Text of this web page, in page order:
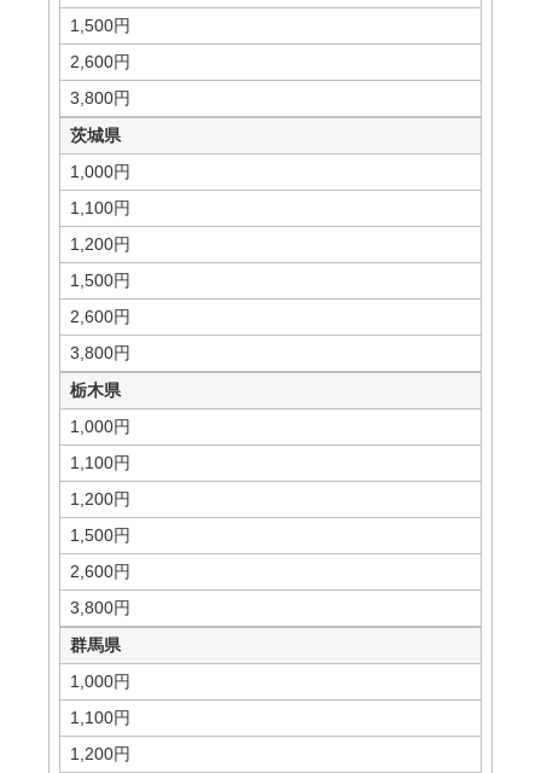
1,500円
2,600円
3,800円
茨城県
1,000円
1,100円
1,200円
1,500円
2,600円
3,800円
栃木県
1,000円
1,100円
1,200円
1,500円
2,600円
3,800円
群馬県
1,000円
1,100円
1,200円